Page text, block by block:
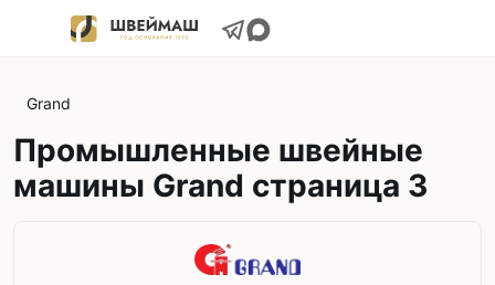
Grand
Промышленные швейные
машины Grand страница 3